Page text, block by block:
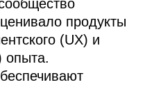
продукты
(UX) и
опыта.